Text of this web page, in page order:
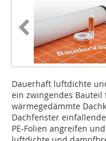
Dauerhaft luftdichte
ein zwingendes
wärmegedämmte
Dachfenster
PE-Folien angreifen